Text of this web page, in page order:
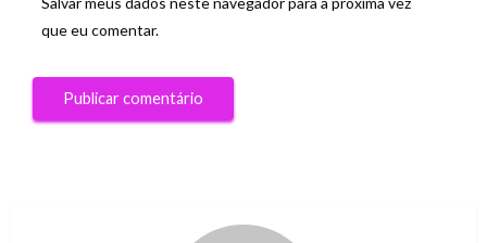
que eu comentar.